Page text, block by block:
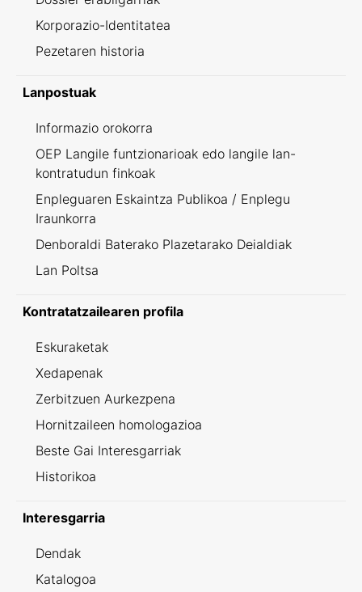
Korporazio-Identitatea
Pezetaren historia
Lanpostuak
Informazio orokorra
OEP Langile funtzionarioak edo langile lan-
kontratudun finkoak
Enpleguaren Eskaintza Publikoa / Enplegu
Iraunkorra
Denboraldi Baterako Plazetarako Deialdiak
Lan Poltsa
Kontratatzailearen profila
Eskuraketak
Xedapenak
Zerbitzuen Aurkezpena
Hornitzaileen homologazioa
Beste Gai Interesgarriak
Historikoa
Interesgarria
Dendak
Katalogoa